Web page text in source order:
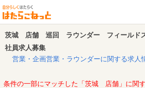
茨城 店舗 巡回 ラウンダー フィールド
社員求人募集
営業・企画営業・ラウンダーに関する求人
条件の一部にマッチした「茨城 店舗」に関